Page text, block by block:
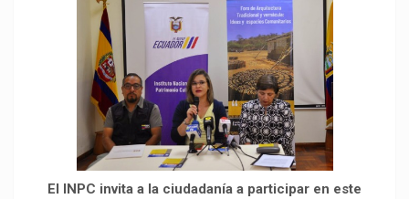
p
k
El INPC invita a la ciudadanía a participar en este